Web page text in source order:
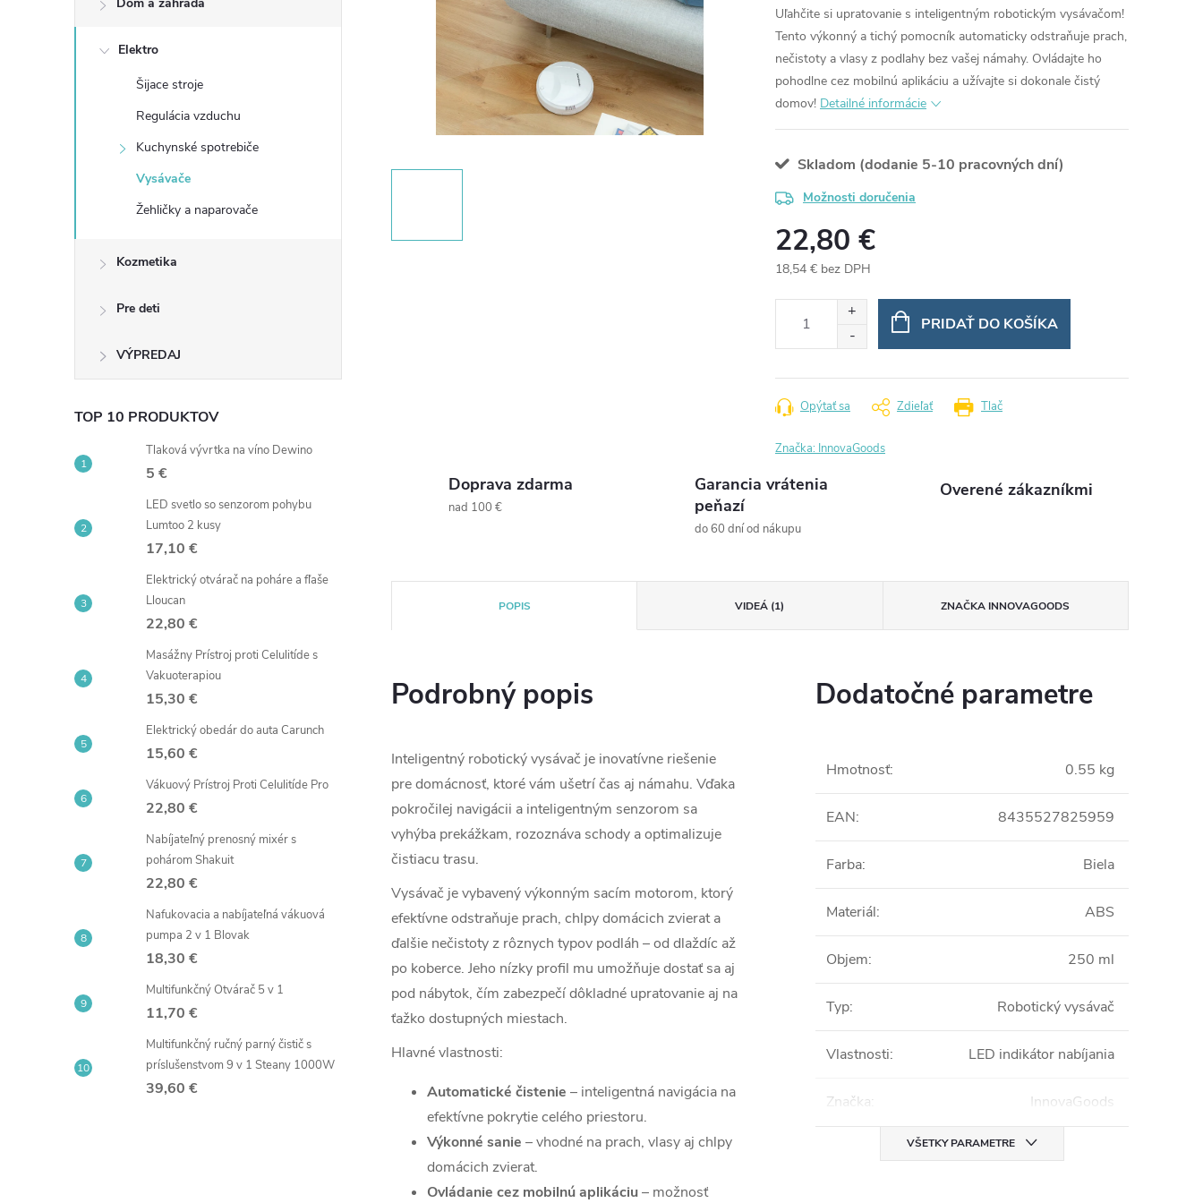
n
e
Elektro
Šijace stroje
Regulácia vzduchu
Kuchynské spotrebiče
Vysávače
Žehličky a naparovače
Kozmetika
Pre deti
VÝPREDAJ
TOP 10 PRODUKTOV
Tlaková vývrtka na víno Dewino
5 €
LED svetlo so senzorom pohybu
Lumtoo 2 kusy
17,10 €
Elektrický otvárač na poháre a fľaše
Lloucan
22,80 €
Masážny Prístroj proti Celulitíde s
Vakuoterapiou
15,30 €
Elektrický obedár do auta Carunch
15,60 €
Vákuový Prístroj Proti Celulitíde Pro
22,80 €
Nabíjateľný prenosný mixér s
pohárom Shakuit
22,80 €
Nafukovacia a nabíjateľná vákuová
pumpa 2 v 1 Blovak
18,30 €
Multifunkčný Otvárač 5 v 1
11,70 €
Multifunkčný ručný parný čistič s
príslušenstvom 9 v 1 Steany 1000W
39,60 €
Uľahčite si upratovanie s inteligentným robotickým vysávačom!
Tento výkonný a tichý pomocník automaticky odstraňuje prach,
nečistoty a vlasy z podlahy bez vašej námahy. Ovládajte ho
pohodlne cez mobilnú aplikáciu a užívajte si dokonale čistý
domov! Detailné informácie
Skladom (dodanie 5-10 pracovných dní)
Možnosti doručenia
22,80 €
18,54 € bez DPH
PRIDAŤ DO KOŠÍKA
Tlač
Opýtať sa Zdieľať
Značka: InnovaGoods
Doprava zdarma
nad 100 €
Garancia vrátenia
peňazí
do 60 dní od nákupu
Overené zákazníkmi
POPIS VIDEÁ (1) ZNAČKA INNOVAGOODS
Podrobný popis
Inteligentný robotický vysávač je inovatívne riešenie
pre domácnosť, ktoré vám ušetrí čas aj námahu. Vďaka
pokročilej navigácii a inteligentným senzorom sa
vyhýba prekážkam, rozoznáva schody a optimalizuje
čistiacu trasu.
Vysávač je vybavený výkonným sacím motorom, ktorý
efektívne odstraňuje prach, chlpy domácich zvierat a
ďalšie nečistoty z rôznych typov podláh – od dlaždíc až
po koberce. Jeho nízky profil mu umožňuje dostať sa aj
pod nábytok, čím zabezpečí dôkladné upratovanie aj na
ťažko dostupných miestach.
Hlavné vlastnosti:
Automatické čistenie – inteligentná navigácia na
efektívne pokrytie celého priestoru.
Výkonné sanie – vhodné na prach, vlasy aj chlpy
domácich zvierat.
Ovládanie cez mobilnú aplikáciu– možnosť
Dodatočné parametre
Hmotnosť: 0.55 kg
EAN: 8435527825959
Farba: Biela
Materiál: ABS
Objem: 250 ml
Typ: Robotický vysávač
Vlastnosti: LED indikátor nabíjania
Značka: InnovaGoods
VŠETKY PARAMETRE